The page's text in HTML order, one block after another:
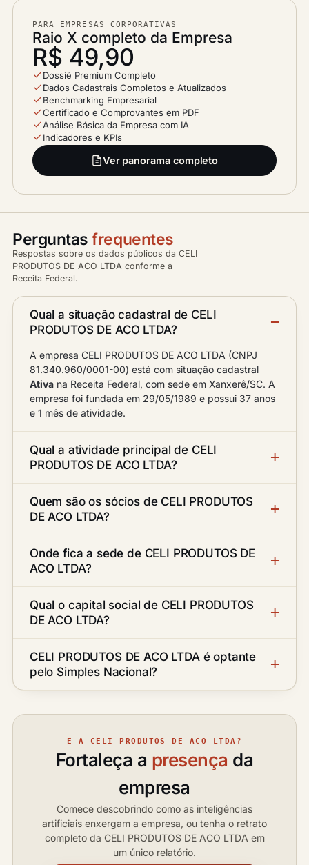
PARA EMPRESAS CORPORATIVAS
Raio X completo da Empresa
R$ 49,90
Dossiê Premium Completo
Dados Cadastrais Completos e Atualizados
Benchmarking Empresarial
Certificado e Comprovantes em PDF
Análise Básica da Empresa com IA
Indicadores e KPIs
Ver panorama completo
Perguntasfrequentes
Respostas sobre os dados públicos da CELI
PRODUTOS DE ACO LTDA conforme a
Receita Federal.
Qual a situação cadastral de CELI
PRODUTOS DE ACO LTDA?
A empresa CELI PRODUTOS DE ACO LTDA (CNPJ
81.340.960/0001-00) está com situação cadastral
Ativa na Receita Federal, com sede em Xanxerê/SC. A
empresa foi fundada em 29/05/1989 e possui 37 anos
e 1 mês de atividade.
Qual a atividade principal de CELI
PRODUTOS DE ACO LTDA?
Quem são os sócios de CELI PRODUTOS
DE ACO LTDA?
Onde fica a sede de CELI PRODUTOS DE
ACO LTDA?
Qual o capital social de CELI PRODUTOS
DE ACO LTDA?
CELI PRODUTOS DE ACO LTDA é optante
pelo Simples Nacional?
É A CELI PRODUTOS DE ACO LTDA?
Fortaleça a presença da
empresa
Comece descobrindo como as inteligências
artificiais enxergam a empresa, ou tenha o retrato
completo da CELI PRODUTOS DE ACO LTDA em
um único relatório.